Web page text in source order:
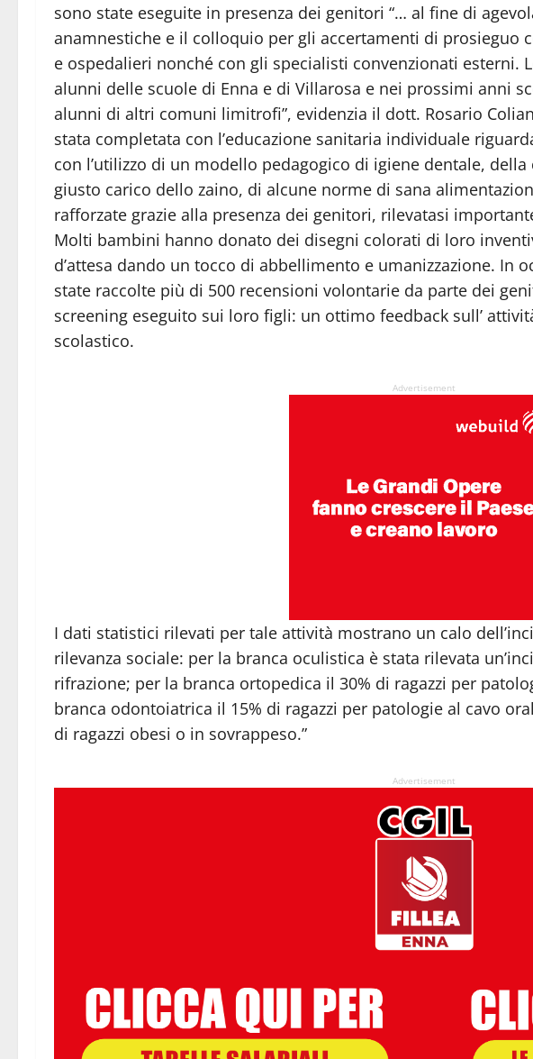
sono state eseguite in presenza dei genitori “… al fine di
anamnestiche e il colloquio per gli accertamenti di prosieguo
e ospedalieri nonché con gli specialisti convenzionati esterni.
alunni delle scuole di Enna e di Villarosa e nei prossimi anni
alunni di altri comuni limitrofi”, evidenzia il dott. Rosario
stata completata con l’educazione sanitaria individuale
con l’utilizzo di un modello pedagogico di igiene dentale, della
giusto carico dello zaino, di alcune norme di sana
rafforzate grazie alla presenza dei genitori, rilevatasi
Molti bambini hanno donato dei disegni colorati di loro
d’attesa dando un tocco di abbellimento e umanizzazione. In
state raccolte più di 500 recensioni volontarie da parte dei
screening eseguito sui loro figli: un ottimo feedback sull’
scolastico.
Advertisement
I dati statistici rilevati per tale attività mostrano un calo
rilevanza sociale: per la branca oculistica è stata rilevata
rifrazione; per la branca ortopedica il 30% di ragazzi per
branca odontoiatrica il 15% di ragazzi per patologie al cavo
di ragazzi obesi o in sovrappeso.”
Advertisement